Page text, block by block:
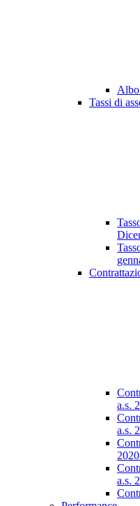
Tassi di
a.s.
a.s.
a.s.